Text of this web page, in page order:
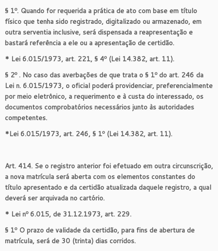
§ 1º. Quando for requerida a prática de ato com base em título
físico que tenha sido registrado, digitalizado ou armazenado, em
outra serventia inclusive, será dispensada a reapresentação e
bastará referência a ele ou a apresentação de certidão.
* Lei 6.015/1973, art. 221, § 4º (Lei 14.382, art. 11).
§ 2º . No caso das averbações de que trata o § 1º do art. 246 da
Lei n. 6.015/1973, o oficial poderá providenciar, preferencialmente
por meio eletrônico, a requerimento e à custa do interessado, os
documentos comprobatórios necessários junto às autoridades
competentes.
*Lei 6.015/1973, art. 246, § 1º (Lei 14.382, art. 11).
Art. 414. Se o registro anterior foi efetuado em outra circunscrição,
a nova matrícula será aberta com os elementos constantes do
título apresentado e da certidão atualizada daquele registro, a qual
deverá ser arquivada no cartório.
* Lei nº 6.015, de 31.12.1973, art. 229.
§ 1º O prazo de validade da certidão, para fins de abertura de
matrícula, será de 30 (trinta) dias corridos.